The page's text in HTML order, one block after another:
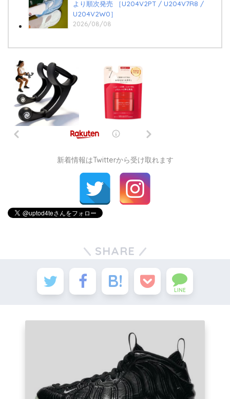
より順次発売 ［U204V2PT / U204V7R8 /
U204V2W0］
2026/08/08
新着情報はTwitterから受け取れます
SHARE
LINE